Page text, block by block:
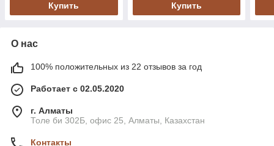
Купить Купить
О нас
100% положительных из 22 отзывов за год
Работает с 02.05.2020
г. Алматы
Толе би 302Б, офис 25, Алматы, Казахстан
Контакты